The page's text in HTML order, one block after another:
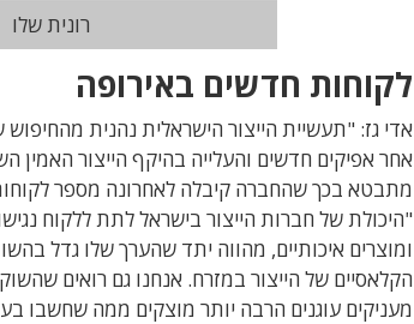
רונית שלו
לקוחות חדשים באירופה
אדי גז: "תעשיית הייצור הישראלית נהנית
אחר אפיקים חדשים והעלייה בהיקף הייצור האמין
מתבטא בכך שהחברה קיבלה לאחרונה מספר
"היכולת של חברות הייצור בישראל לתת ללקוח
ומוצרים איכותיים, מהווה יתד שהערך שלו גדל
הקלאסיים של הייצור במזרח. אנחנו גם רואים
מעניקים עוגנים הרבה יותר מוצקים ממה שחשבו